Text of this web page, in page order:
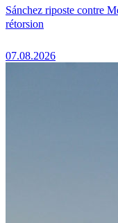
Sánchez riposte contre
rétorsion
07.08.2026